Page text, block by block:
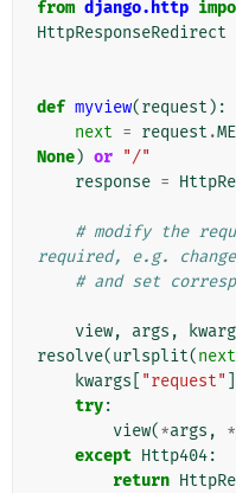
from django.http
HttpResponseRedirect
def myview(request ):
next = request .
None) or "/"
response =
# modify the
required, e.g.
# and set
view, args ,
resolve(urlsplit(next
kwargs
"request"
try:
view(*args ,
except Http404:
return